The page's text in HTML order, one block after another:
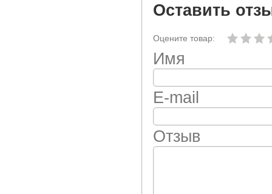
Оставить
Оцените товар:
Имя
E-mail
Отзыв